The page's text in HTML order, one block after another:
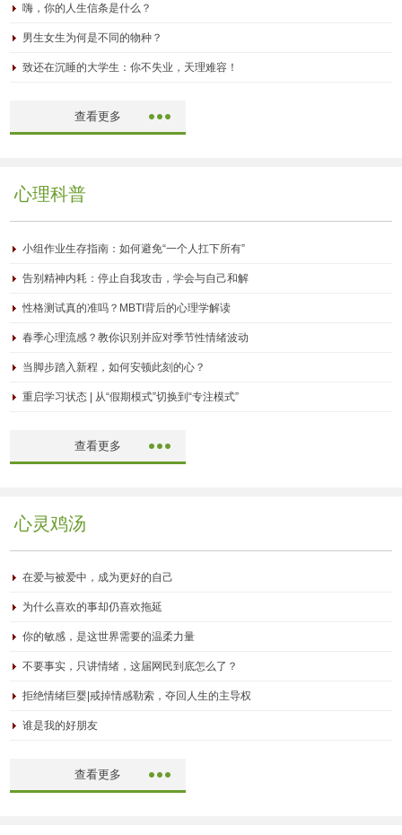
嗨，你的人生信条是什么？
男生女生为何是不同的物种？
致还在沉睡的大学生：你不失业，天理难容！
查看更多
心理科普
小组作业生存指南：如何避免“一个人扛下所有”
告别精神内耗：停止自我攻击，学会与自己和解
性格测试真的准吗？MBTI背后的心理学解读
春季心理流感？教你识别并应对季节性情绪波动
当脚步踏入新程，如何安顿此刻的心？
重启学习状态 | 从“假期模式”切换到“专注模式”
查看更多
心灵鸡汤
在爱与被爱中，成为更好的自己
为什么喜欢的事却仍喜欢拖延
你的敏感，是这世界需要的温柔力量
不要事实，只讲情绪，这届网民到底怎么了？
拒绝情绪巨婴|戒掉情感勒索，夺回人生的主导权
谁是我的好朋友
查看更多